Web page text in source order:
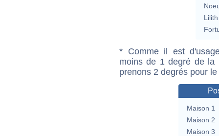
Lilith
* Comme il est
moins de 1 degré de la
prenons 2 degrés pour
Maison 1
Maison 2
Maison 3